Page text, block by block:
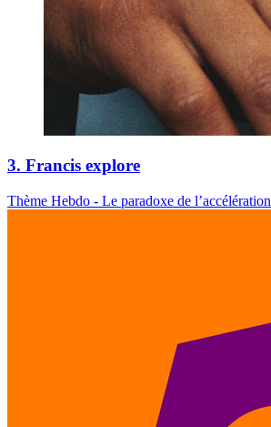
3. Francis explore
Thème Hebdo - Le paradoxe de l’accélération